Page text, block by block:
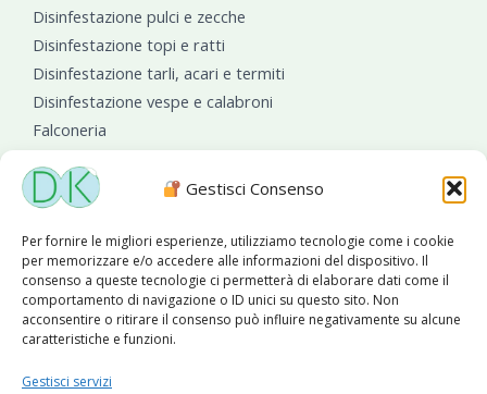
Gestisci Consenso
Per fornire le migliori esperienze, utilizziamo tecnologie come i cookie
per memorizzare e/o accedere alle informazioni del dispositivo. Il
consenso a queste tecnologie ci permetterà di elaborare dati come il
comportamento di navigazione o ID unici su questo sito. Non
acconsentire o ritirare il consenso può influire negativamente su alcune
caratteristiche e funzioni.
Gestisci servizi
Disinfestazione pulci e zecche
Disinfestazione topi e ratti
Disinfestazione tarli, acari e termiti
Disinfestazione vespe e calabroni
Falconeria
Sanificazioni ambientali